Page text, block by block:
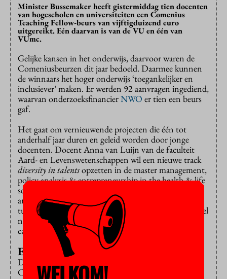
Minister Bussemaker heeft gistermiddag tien docenten
van hogescholen en universiteiten een Comenius
Teaching Fellow-beurs van vijftigduizend euro
uitgereikt. Eén daarvan is van de VU en één van
VUmc.
Gelijke kansen in het onderwijs, daarvoor waren de
Comeniusbeurzen dit jaar bedoeld. Daarmee kunnen
de winnaars het hoger onderwijs ‘toegankelijker en
inclusiever’ maken. Er werden 92 aanvragen ingediend,
waarvan onderzoeksfinancierNWO er tien een beurs
gaf.
Het gaat om vernieuwende projecten die één tot
anderhalf jaar duren en geleid worden door jonge
docenten. Docent Anna van Luijn van de faculteit
Aard- en Levenswetenschappen wil een nieuwe track
diversity in talentsopzetten in de master management,
policy analysis & entrepreneurship in the health & life
sciences. Studenten werken aan de overstap naar de
arbeidsmarkt, met oog voor (culturele) verschillen
tussen studenten, onder andere door een professioneel
netwerk te vormen en zelf een driedaags
carrièreseminar te organiseren.
Een arts is wit en man
Docente Maaike Muntinga van het VU Medisch
Centrum gaat een film maken over diversiteit bij